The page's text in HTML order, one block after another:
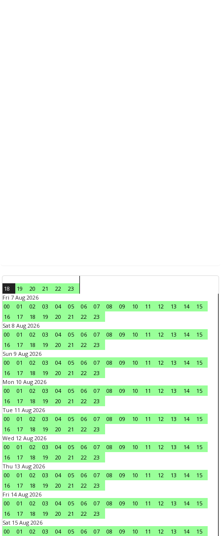
18 19 20 21 22
23
Fri 7 Aug 2026
00
01 02 03 04 05 06 07 08 09 10 11 12 13 14
15
16
17 18 19 20 21 22
23
Sat 8 Aug 2026
00
01 02 03 04 05 06 07 08 09 10 11 12 13 14
15
16
17 18 19 20 21 22
23
Sun 9 Aug 2026
00
01 02 03 04 05 06 07 08 09 10 11 12 13 14
15
16
17 18 19 20 21 22
23
Mon 10 Aug 2026
00
01 02 03 04 05 06 07 08 09 10 11 12 13 14
15
16
17 18 19 20 21 22
23
Tue 11 Aug 2026
00
01 02 03 04 05 06 07 08 09 10 11 12 13 14
15
16
17 18 19 20 21 22
23
Wed 12 Aug 2026
00
01 02 03 04 05 06 07 08 09 10 11 12 13 14
15
16
17 18 19 20 21 22
23
Thu 13 Aug 2026
00
01 02 03 04 05 06 07 08 09 10 11 12 13 14
15
16
17 18 19 20 21 22
23
Fri 14 Aug 2026
00
01 02 03 04 05 06 07 08 09 10 11 12 13 14
15
16
17 18 19 20 21 22
23
Sat 15 Aug 2026
00
01 02 03 04 05 06 07 08 09 10 11 12 13 14 15